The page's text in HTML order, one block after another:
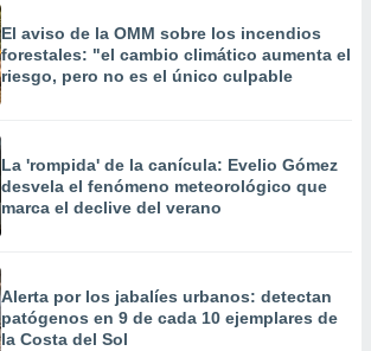
El aviso de la OMM sobre los incendios
forestales: "el cambio climático aumenta el
riesgo, pero no es el único culpable
La 'rompida' de la canícula: Evelio Gómez
desvela el fenómeno meteorológico que
marca el declive del verano
Alerta por los jabalíes urbanos: detectan
patógenos en 9 de cada 10 ejemplares de
la Costa del Sol